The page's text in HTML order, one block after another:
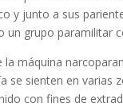
y junto a sus
un grupo paramilitar
máquina
se sienten en varias
con fines de